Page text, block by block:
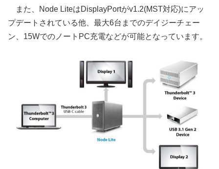
また、Node LiteはDisplayPortがv1.2(MST対応)にアッ
プデートされている他、最大6台までのデイジーチェー
ン、15WでのノートPC充電などが可能となっています。